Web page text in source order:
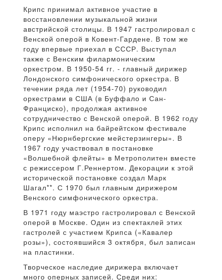
Крипс принимал активное участие в
восстановлении музыкальной жизни
австрийской столицы. В 1947 гастролировал с
Венской оперой в Ковент-Гардене. В том же
году впервые приехал в СССР. Выступал
также с Венским филармоническим
оркестром. В 1950-54 гг. - главный дирижер
Лондонского симфонического оркестра. В
течении ряда лет (1954-70) руководил
оркестрами в США (в Буффало и Сан-
Франциско), продолжая активное
сотрудничество с Венской оперой. В 1962 году
Крипс исполнил на байрейтском фестивале
оперу «Нюрнбергские мейстерзингеры». В
1967 году участвовал в постановке
«Волшебной флейты» в Метрополитен вместе
с режиссером Г.Реннертом. Декорации к этой
исторической постановке создал Марк
Шагал**. С 1970 был главным дирижером
Венского симфонического оркестра.
В 1971 году маэстро гастролировал с Венской
оперой в Москве. Один из спектаклей этих
гастролей с участием Крипса («Кавалер
розы»), состоявшийся 3 октября, был записан
на пластинки.
Творческое наследие дирижера включает
много оперных записей. Среди них: